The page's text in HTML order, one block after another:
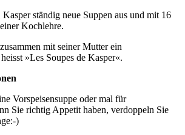
ständig neue Suppen aus und mit 16
Kochlehre.
mit seiner Mutter ein
»Les Soupes de Kasper«.
Vorspeisensuppe oder mal für
Sie richtig Appetit haben, verdoppeln Sie
)